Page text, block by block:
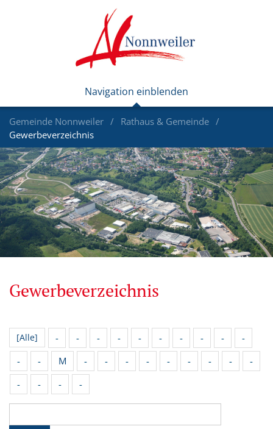
Gemeinde Nonnweiler
Rathaus & Gemeinde
Gewerbeverzeichnis
Gewerbeverzeichnis
[Alle] - - - - - - - - -
-
-
- M - - - - - - - -
-
-
- - -